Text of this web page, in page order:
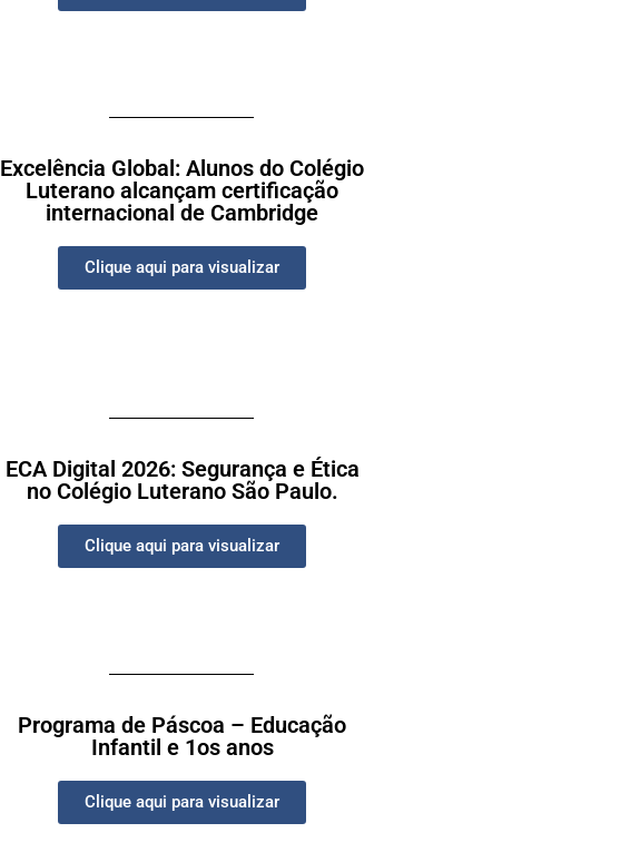
Excelência Global: Alunos do Colégio
Luterano alcançam certificação
internacional de Cambridge
Clique aqui para visualizar
ECA Digital 2026: Segurança e Ética
no Colégio Luterano São Paulo.
Clique aqui para visualizar
Programa de Páscoa – Educação
Infantil e 1os anos
Clique aqui para visualizar